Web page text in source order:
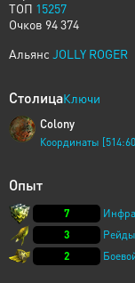
ТОП 15257
Очков 94 374
Альянс JOLLY ROGER
СтолицаКлючи
Colony
Координаты
Опыт
7
3
Рейды
2